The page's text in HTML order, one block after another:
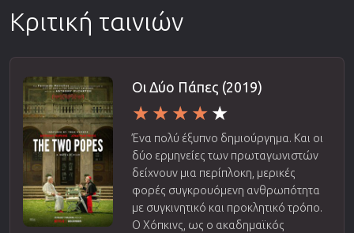
Κριτική ταινιών
Οι Δύο Πάπες (2019)
Ένα πολύ έξυπνο δημιούργημα. Και οι
δύο ερμηνείες των πρωταγωνιστών
δείχνουν μια περίπλοκη, μερικές
φορές συγκρουόμενη ανθρωπότητα
με συγκινητικό και προκλητικό τρόπο.
Ο Χόπκινς, ως ο ακαδημαϊκός